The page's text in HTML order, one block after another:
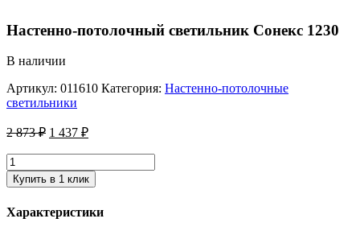
Настенно-потолочный светильник Сонекс 1230
В наличии
Артикул: 011610 Категория: Настенно-потолочные
светильники
2 873₽ 1 437 ₽
Купить в 1 клик
Характеристики